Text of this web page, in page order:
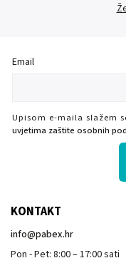
Email
Upisom e-maila slažem
uvjetima zaštite osobnih
KONTAKT
info@pabex.hr
Pon - Pet: 8:00 – 17:00 sati